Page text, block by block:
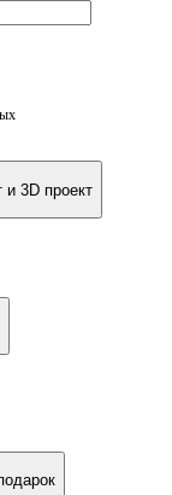
и 3D проект